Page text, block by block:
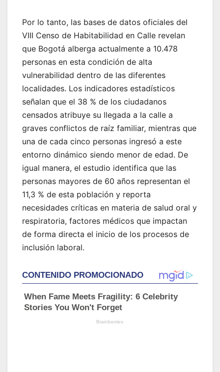
Por lo tanto, las bases de datos oficiales del
VIII Censo de Habitabilidad en Calle revelan
que Bogotá alberga actualmente a 10.478
personas en esta condición de alta
vulnerabilidad dentro de las diferentes
localidades. Los indicadores estadísticos
señalan que el 38 % de los ciudadanos
censados atribuye su llegada a la calle a
graves conflictos de raíz familiar, mientras que
una de cada cinco personas ingresó a este
entorno dinámico siendo menor de edad. De
igual manera, el estudio identifica que las
personas mayores de 60 años representan el
11,3 % de esta población y reporta
necesidades críticas en materia de salud oral y
respiratoria, factores médicos que impactan
de forma directa el inicio de los procesos de
inclusión laboral.